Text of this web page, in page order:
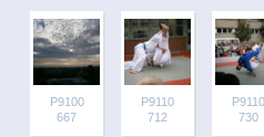
P9100
667
P9110
712
P9110
730